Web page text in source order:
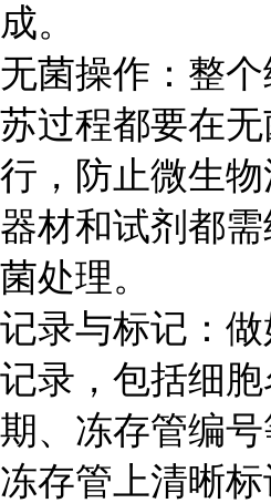
成。
无菌操作：整
苏过程都要在
行，防止微生
器材和试剂都
菌处理。
记录与标记：
记录，包括细
期、冻存管编
冻存管上清晰